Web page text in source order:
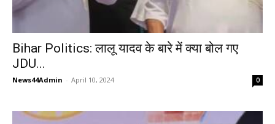
Bihar Politics: लालू यादव के बारे में क्या बोल गए
JDU...
News44Admin - April 10, 2024 0